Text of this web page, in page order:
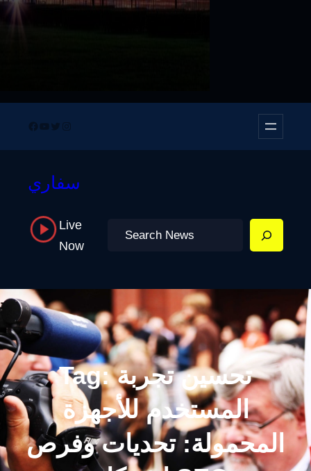
Facebook
YouTube
TwitterInstagram
سفاري
Live
Now
Search
Tag:تحسين تجربة
المستخدم للأجهزة
المحمولة: تحديات وفرص